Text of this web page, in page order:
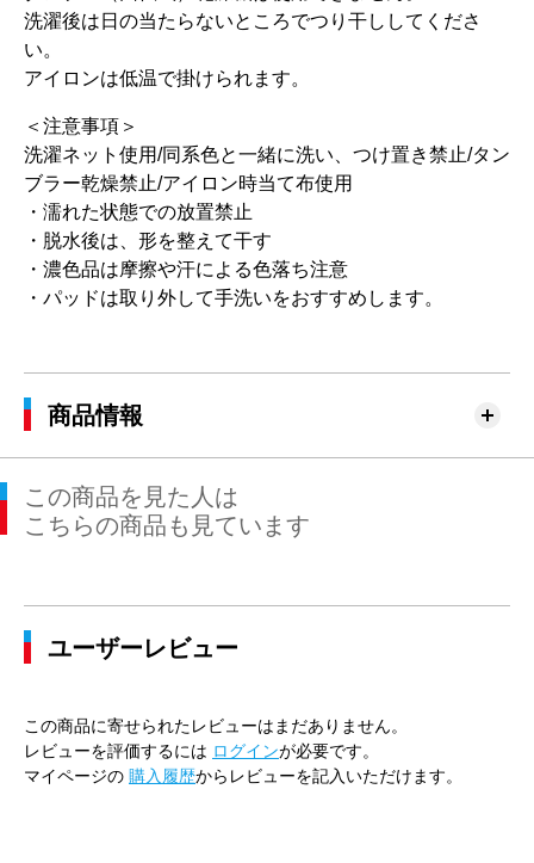
洗濯後は日の当たらないところでつり干ししてくださ
い。
アイロンは低温で掛けられます。
＜注意事項＞
洗濯ネット使用/同系色と一緒に洗い、つけ置き禁止/タン
ブラー乾燥禁止/アイロン時当て布使用
・濡れた状態での放置禁止
・脱水後は、形を整えて干す
・濃色品は摩擦や汗による色落ち注意
・パッドは取り外して手洗いをおすすめします。
商品情報
この商品を見た人は
こちらの商品も見ています
ユーザーレビュー
この商品に寄せられたレビューはまだありません。
レビューを評価するには ログインが必要です。
マイページの 購入履歴からレビューを記入いただけます。